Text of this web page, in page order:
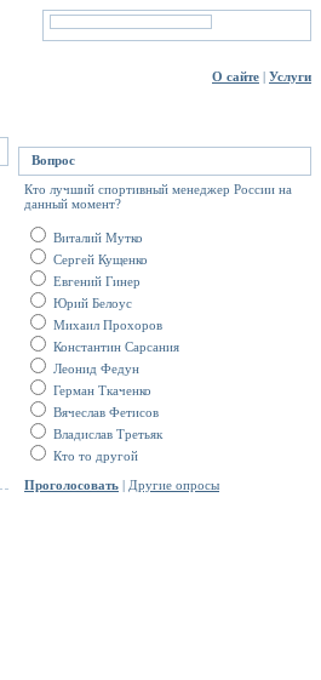
О сайте | Услуги
Вопрос
Кто лучший спортивный менеджер России на
данный момент?
Виталий Мутко
Сергей Кущенко
Евгений Гинер
Юрий Белоус
Михаил Прохоров
Константин Сарсания
Леонид Федун
Герман Ткаченко
Вячеслав Фетисов
Владислав Третьяк
Кто то другой
Проголосовать | Другие опросы